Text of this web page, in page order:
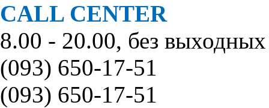
CALL CENTER
8.00 - 20.00, без выходных
(093) 650-17-51
(093) 650-17-51